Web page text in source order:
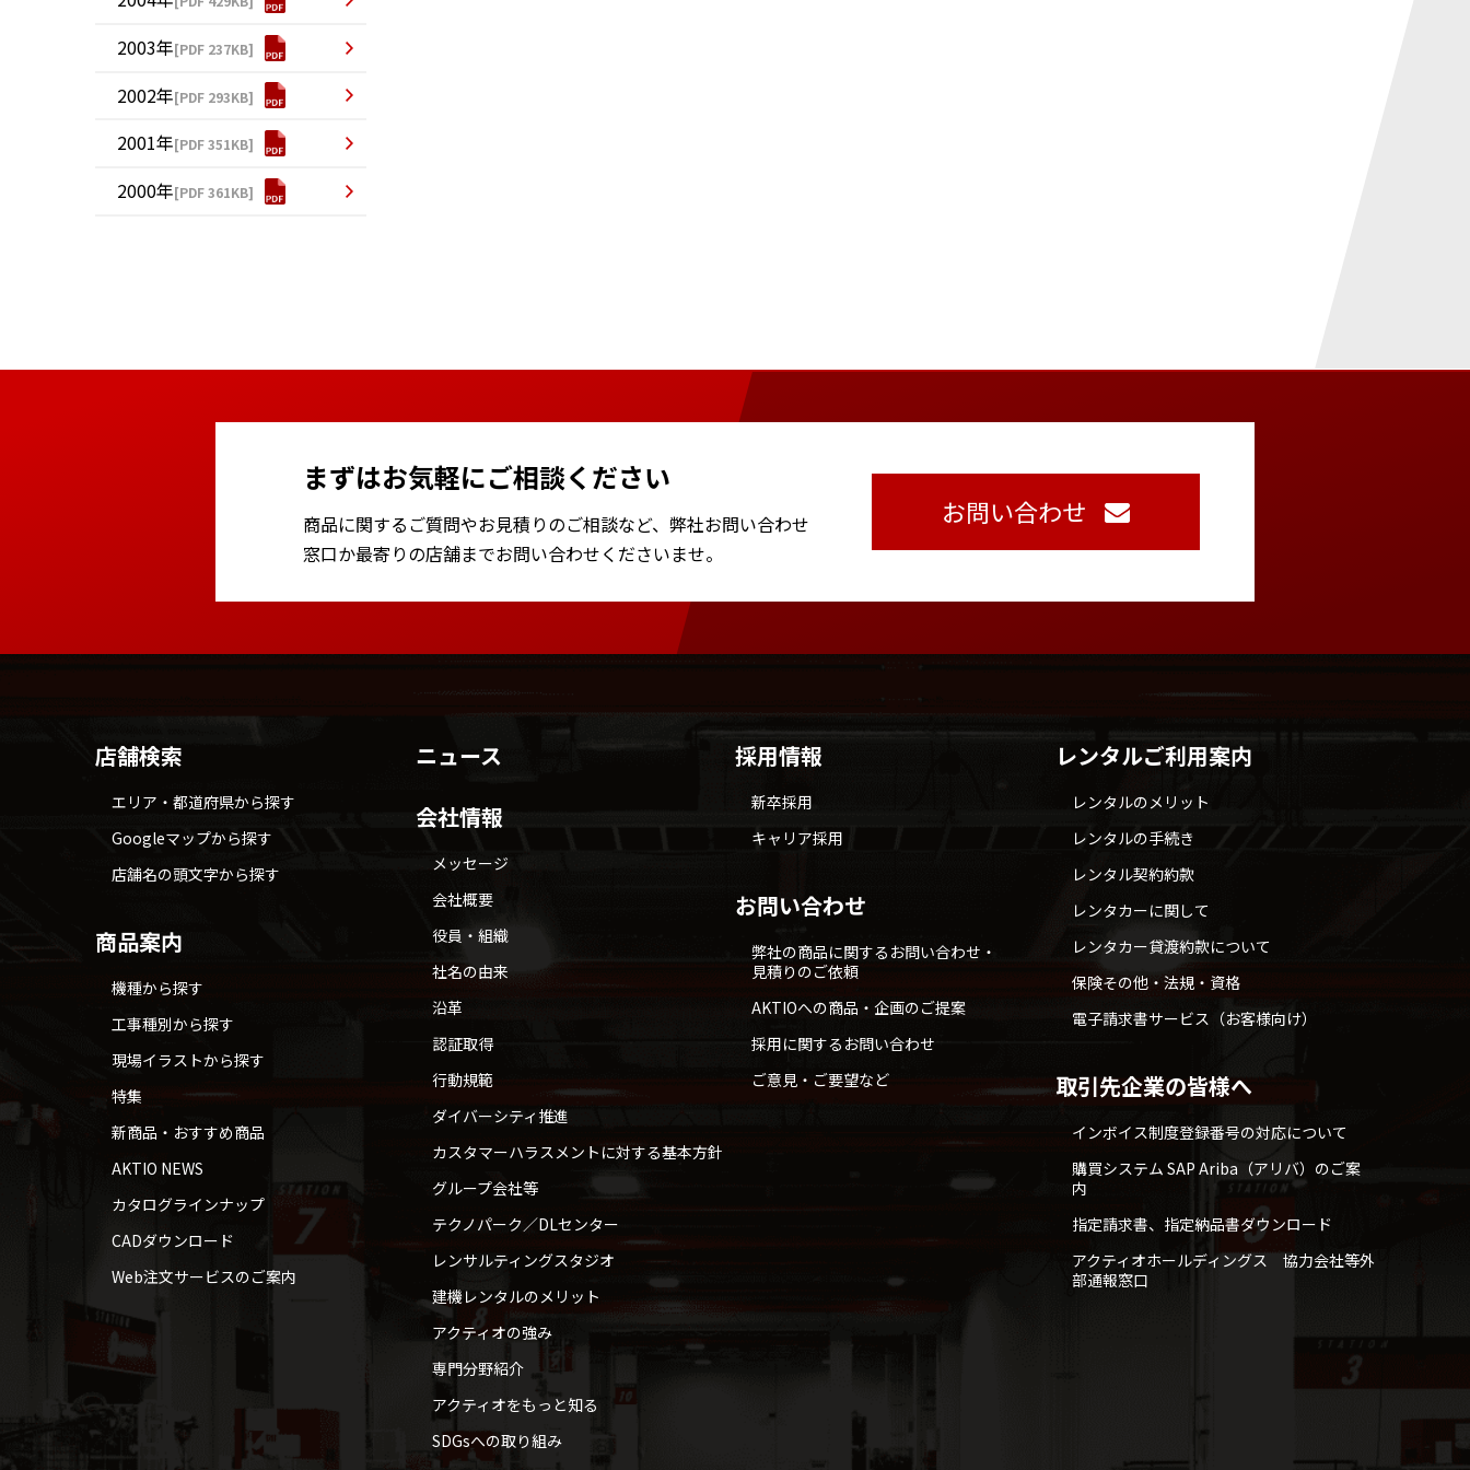
2003年[PDF 237KB]
2002年[PDF 293KB]
2001年[PDF 351KB]
2000年[PDF 361KB]
まずはお気軽にご相談ください
商品に関するご質問やお見積りのご相談など、 弊社お問い合わせ
窓口か最寄りの店舗までお問い合わせくださいませ。
お問い合わせ
店舗検索
エリア・都道府県から探す
Googleマップから探す
店舗名の頭文字から探す
商品案内
機種から探す
工事種別から探す
現場イラストから探す
特集
新商品・おすすめ商品
AKTIO NEWS
カタログラインナップ
CADダウンロード
Web注文サービスのご案内
ニュース
会社情報
メッセージ
会社概要
役員・組織
社名の由来
沿革
認証取得
行動規範
ダイバーシティ推進
カスタマーハラスメントに対する基本方針
グループ会社等
テクノパーク／DLセンター
レンサルティングスタジオ
建機レンタルのメリット
アクティオの強み
専門分野紹介
アクティオをもっと知る
SDGsへの取り組み
採用情報
新卒採用
キャリア採用
お問い合わせ
弊社の商品に関するお問い合わせ・
見積りのご依頼
AKTIOへの商品・企画のご提案
採用に関するお問い合わせ
ご意見・ご要望など
レンタルご利用案内
レンタルのメリット
レンタルの手続き
レンタル契約約款
レンタカーに関して
レンタカー貸渡約款について
保険その他・法規・資格
電子請求書サービス（お客様向け）
取引先企業の皆様へ
インボイス制度登録番号の対応について
購買システム SAP Ariba（アリバ）のご案
内
指定請求書、指定納品書ダウンロード
アクティオホールディングス 協力会社等外
部通報窓口